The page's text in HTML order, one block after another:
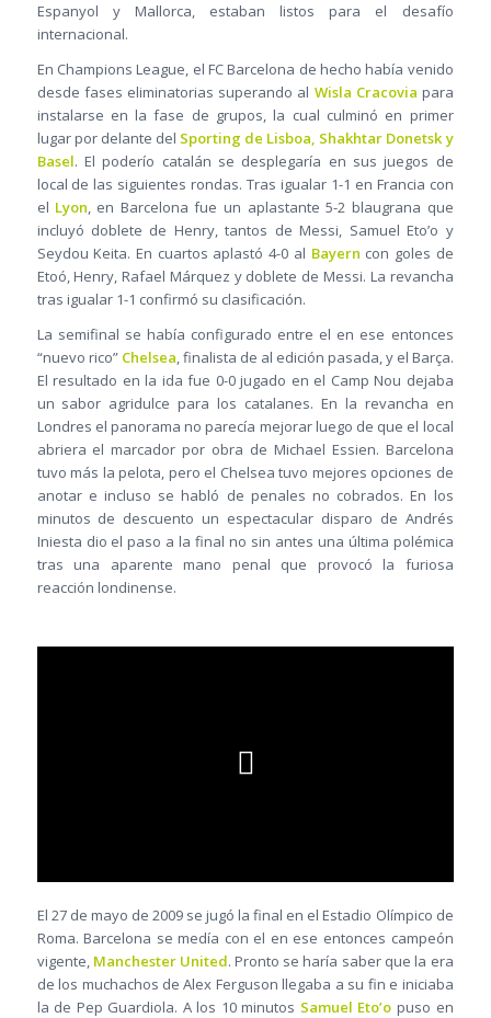
Espanyol y Mallorca, estaban listos para el desafío
internacional.
En Champions League, el FC Barcelona de hecho había venido
desde fases eliminatorias superando al Wisla Cracovia para
instalarse en la fase de grupos, la cual culminó en primer
lugar por delante del Sporting de Lisboa, Shakhtar Donetsk y
Basel. El poderío catalán se desplegaría en sus juegos de
local de las siguientes rondas. Tras igualar 1-1 en Francia con
el Lyon, en Barcelona fue un aplastante 5-2 blaugrana que
incluyó doblete de Henry, tantos de Messi, Samuel Eto’o y
Seydou Keita. En cuartos aplastó 4-0 al Bayern con goles de
Etoó, Henry, Rafael Márquez y doblete de Messi. La revancha
tras igualar 1-1 confirmó su clasificación.
La semifinal se había configurado entre el en ese entonces
“nuevo rico” Chelsea, finalista de al edición pasada, y el Barça.
El resultado en la ida fue 0-0 jugado en el Camp Nou dejaba
un sabor agridulce para los catalanes. En la revancha en
Londres el panorama no parecía mejorar luego de que el local
abriera el marcador por obra de Michael Essien. Barcelona
tuvo más la pelota, pero el Chelsea tuvo mejores opciones de
anotar e incluso se habló de penales no cobrados. En los
minutos de descuento un espectacular disparo de Andrés
Iniesta dio el paso a la final no sin antes una última polémica
tras una aparente mano penal que provocó la furiosa
reacción londinense.
El 27 de mayo de 2009 se jugó la final en el Estadio Olímpico de
Roma. Barcelona se medía con el en ese entonces campeón
vigente, Manchester United. Pronto se haría saber que la era
de los muchachos de Alex Ferguson llegaba a su fin e iniciaba
la de Pep Guardiola. A los 10 minutos Samuel Eto’opuso en